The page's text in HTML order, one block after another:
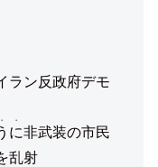
ラン反政府デモ
に
・
非武装の市民
乱射